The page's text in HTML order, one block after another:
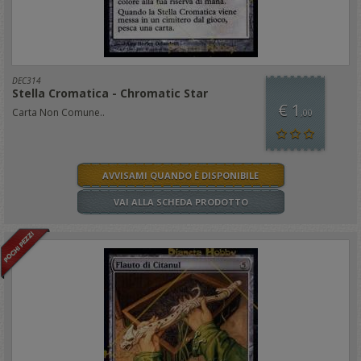
DEC314
Stella Cromatica - Chromatic Star
Carta Non Comune.. € 1 ,00
AVVISAMI QUANDO È DISPONIBILE
VAI ALLA SCHEDA PRODOTTO